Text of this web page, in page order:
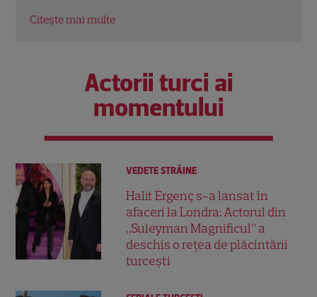
Citește mai multe
Actorii turci ai
momentului
VEDETE STRĂINE
Halit Ergenç s-a lansat în
afaceri la Londra: Actorul din
„Suleyman Magnificul” a
deschis o rețea de plăcintării
turcești